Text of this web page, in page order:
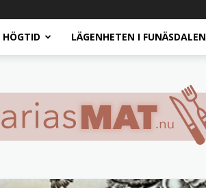
LÄGENHETEN I FUNÄSDALEN